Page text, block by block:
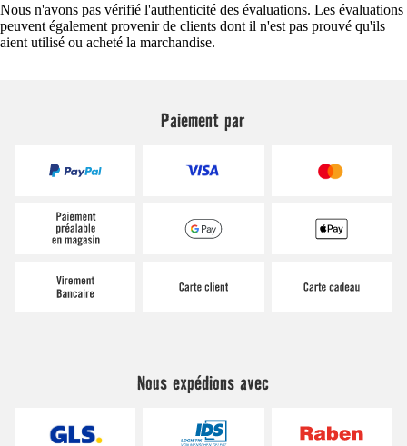
Nous n'avons pas vérifié l'authenticité des évaluations. Les évaluations
peuvent également provenir de clients dont il n'est pas prouvé qu'ils
aient utilisé ou acheté la marchandise.
Paiement par
Nous expédions avec